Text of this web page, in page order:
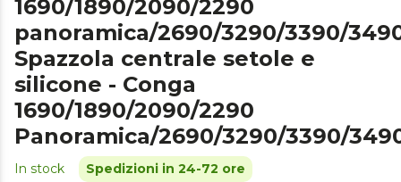
1690/1890/2090/2290
panoramica/2690/3290/3390/
Spazzola centrale setole e
silicone - Conga
1690/1890/2090/2290
Panoramica/2690/3290/3390/
In stock Spedizioni in 24-72 ore